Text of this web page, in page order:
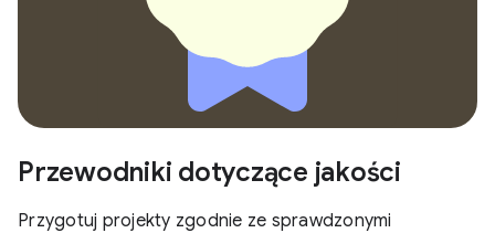
Przewodniki dotyczące jakości
Przygotuj projekty zgodnie ze sprawdzonymi